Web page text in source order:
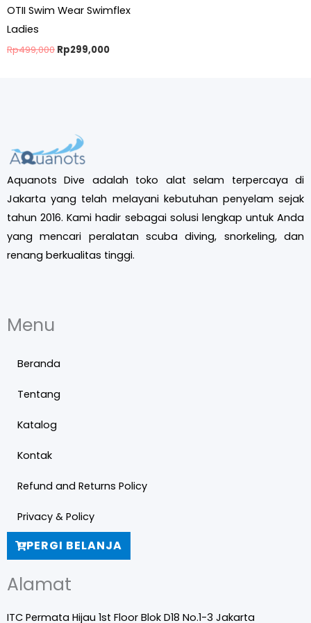
OTII Swim Wear Swimflex
Ladies
Rp499,000 Rp299,000
Aquanots Dive adalah toko alat selam terpercaya di
Jakarta yang telah melayani kebutuhan penyelam sejak
tahun 2016. Kami hadir sebagai solusi lengkap untuk Anda
yang mencari peralatan scuba diving, snorkeling, dan
renang berkualitas tinggi.
Menu
Beranda
Tentang
Katalog
Kontak
Refund and Returns Policy
Privacy & Policy
PERGI BELANJA
Alamat
ITC Permata Hijau 1st Floor Blok D18 No.1-3 Jakarta